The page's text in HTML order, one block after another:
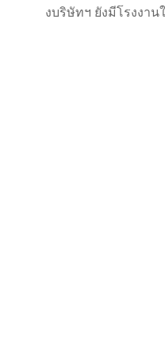
งบริษัทฯ ยังมีโรงงาน